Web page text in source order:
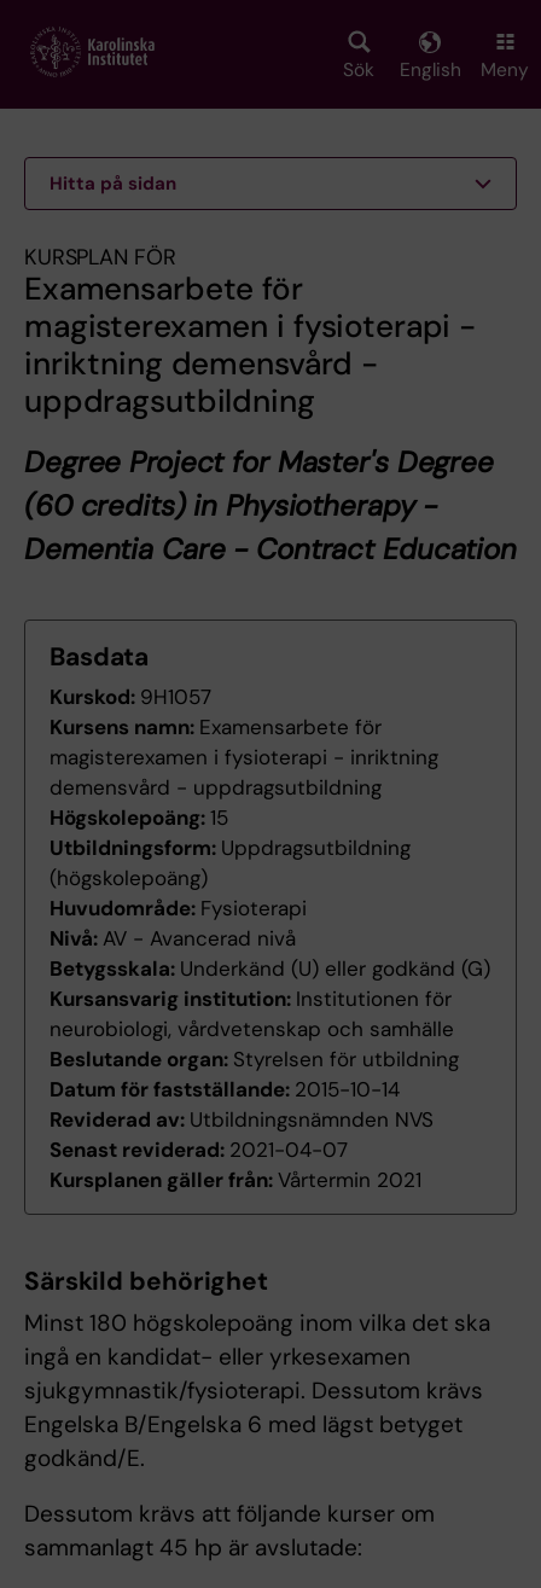
main
Sök English Meny
Hitta på sidan
KURSPLAN FÖR
Examensarbete för
magisterexamen i fysioterapi -
inriktning demensvård -
uppdragsutbildning
Degree Project for Master's Degree
(60 credits) in Physiotherapy -
Dementia Care - Contract Education
Basdata
Kurskod: 9H1057
Kursens namn: Examensarbete för
magisterexamen i fysioterapi - inriktning
demensvård - uppdragsutbildning
Högskolepoäng:15
Utbildningsform: Uppdragsutbildning
(högskolepoäng)
Huvudområde: Fysioterapi
Nivå: AV - Avancerad nivå
Betygsskala: Underkänd (U) eller godkänd (G)
Kursansvarig institution: Institutionen för
neurobiologi, vårdvetenskap och samhälle
Beslutande organ: Styrelsen för utbildning
Datum för fastställande: 2015-10-14
Reviderad av: Utbildningsnämnden NVS
Senast reviderad: 2021-04-07
Kursplanen gäller från:Vårtermin 2021
Särskild behörighet
Minst 180 högskolepoäng inom vilka det ska
ingå en kandidat- eller yrkesexamen
sjukgymnastik/fysioterapi. Dessutom krävs
Engelska B/Engelska 6 med lägst betyget
godkänd/E.
Dessutom krävs att följande kurser om
sammanlagt 45 hp är avslutade: